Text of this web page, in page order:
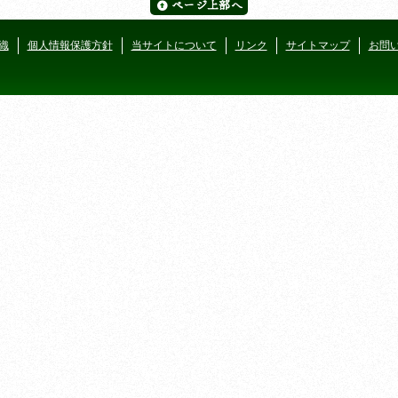
個人情報保護方針 当サイトについて リンク サイトマップ お問